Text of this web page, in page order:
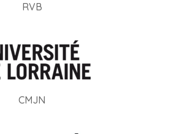
RVB
CMJN